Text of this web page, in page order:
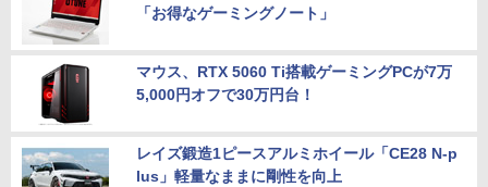
「お得なゲーミングノート」
マウス、RTX 5060 Ti搭載ゲーミングPCが7万
5,000円オフで30万円台！
レイズ鍛造1ピースアルミホイール「CE28 N-p
lus」軽量なままに剛性を向上